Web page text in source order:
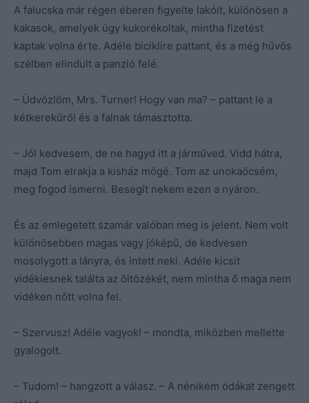
A falucska már régen éberen figyelte lakóit, különösen a
kakasok, amelyek úgy kukorékoltak, mintha fizetést
kaptak volna érte. Adéle biciklire pattant, és a még hűvös
szélben elindult a panzió felé.
– Üdvözlöm, Mrs. Turner! Hogy van ma? – pattant le a
kétkerekűről és a falnak támasztotta.
– Jól kedvesem, de ne hagyd itt a járműved. Vidd hátra,
majd Tom elrakja a kisház mögé. Tom az unokaöcsém,
meg fogod ismerni. Besegít nekem ezen a nyáron.
És az emlegetett szamár valóban meg is jelent. Nem volt
különösebben magas vagy jóképű, de kedvesen
mosolygott a lányra, és intett neki. Adéle kicsit
vidékiesnek találta az öltözékét, nem mintha ő maga nem
vidéken nőtt volna fel.
– Szervusz! Adéle vagyok! – mondta, miközben mellette
gyalogolt.
– Tudom! – hangzott a válasz. – A nénikém ódákat zengett